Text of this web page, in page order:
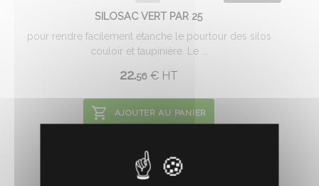
SILOSAC VERT PAR 25
pour rendre facilement étanche le pourtour des silos
couloir et taupinière. Le ...
22.56 € HT
AJOUTER AU PANIER